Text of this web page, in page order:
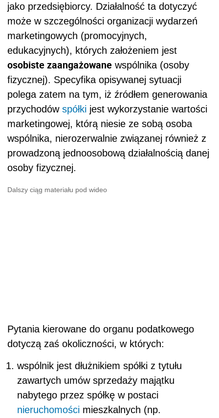
jako przedsiębiorcy. Działalność ta dotyczyć
może w szczególności organizacji wydarzeń
marketingowych (promocyjnych,
edukacyjnych), których założeniem jest
osobiste zaangażowane wspólnika (osoby
fizycznej). Specyfika opisywanej sytuacji
polega zatem na tym, iż źródłem generowania
przychodów spółki jest wykorzystanie wartości
marketingowej, którą niesie ze sobą osoba
wspólnika, nierozerwalnie związanej również z
prowadzoną jednoosobową działalnością danej
osoby fizycznej.
Dalszy ciąg materiału pod wideo
Pytania kierowane do organu podatkowego
dotyczą zaś okoliczności, w których:
wspólnik jest dłużnikiem spółki z tytułu
zawartych umów sprzedaży majątku
nabytego przez spółkę w postaci
nieruchomości mieszkalnych (np.